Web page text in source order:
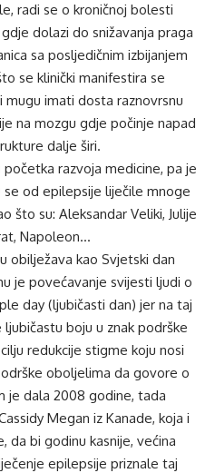
radi se o kroničnoj bolesti
dolazi do snižavanja praga
sa posljedičnim izbijanjem
se klinički manifestira se
imati dosta raznovrsnu
na mozgu gdje počinje napad
dalje širi.
razvoja medicine, pa je
od epilepsije liječile mnoge
što su: Aleksandar Veliki, Julije
Napoleon…
obilježava kao Svjetski dan
je povećavanje svijesti ljudi o
day (ljubičasti dan) jer na taj
boju u znak podrške
redukcije stigme koju nosi
oboljelima da govore o
je dala 2008 godine, tada
Megan iz Kanade, koja i
da bi godinu kasnije, većina
epilepsije priznale taj